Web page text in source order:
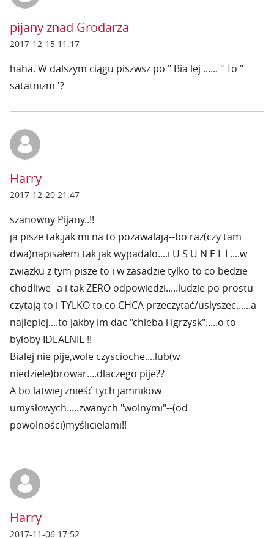
pijany znad Grodarza
2017-12-15 11:17
haha. W dalszym ciągu piszwsz po " Bia lej ...... " To "
satatnizm '?
Harry
2017-12-20 21:47
szanowny Pijany..!!
ja pisze tak,jak mi na to pozawalają--bo raz(czy tam
dwa)napisałem tak jak wypadalo....i U S U N E L I ....w
związku z tym pisze to i w zasadzie tylko to co bedzie
chodliwe--a i tak ZERO odpowiedzi.....ludzie po prostu
czytają to i TYLKO to,co CHCA przeczytać/uslyszec......a
najlepiej....to jakby im dac "chleba i igrzysk".....o to
byłoby IDEALNIE !!
Bialej nie pije,wole czyscioche....lub(w
niedziele)browar....dlaczego pije??
A bo latwiej znieść tych jamnikow
umysłowych.....zwanych "wolnymi"--(od
powolności)myślicielami!!
Harry
2017-11-06 17:52